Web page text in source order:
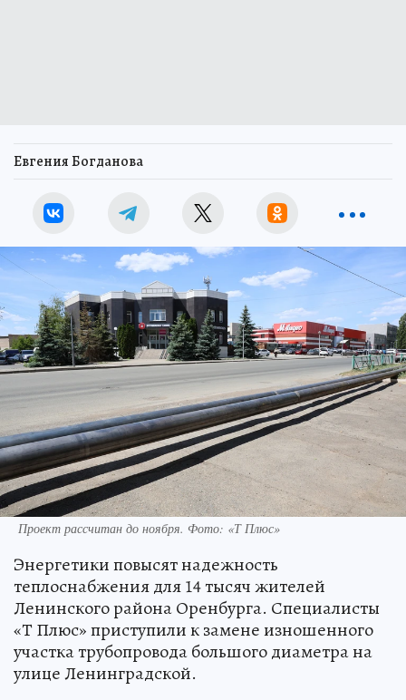
Евгения Богданова
Проект рассчитан до ноября. Фото: «Т Плюс»
Энергетики повысят надежность
теплоснабжения для 14 тысяч жителей
Ленинского района Оренбурга. Специалисты
«Т Плюс» приступили к замене изношенного
участка трубопровода большого диаметра на
улице Ленинградской.